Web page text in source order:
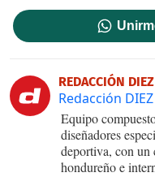
REDACCIÓN DIEZ
Redacción DIEZ
Equipo
diseñadores
deportiva, con
hondureño e